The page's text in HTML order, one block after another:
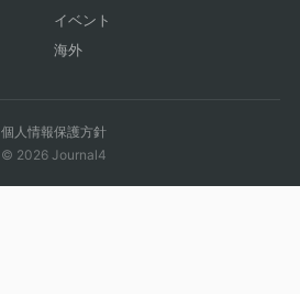
イベント
海外
個人情報保護方針
© 2026 Journal4